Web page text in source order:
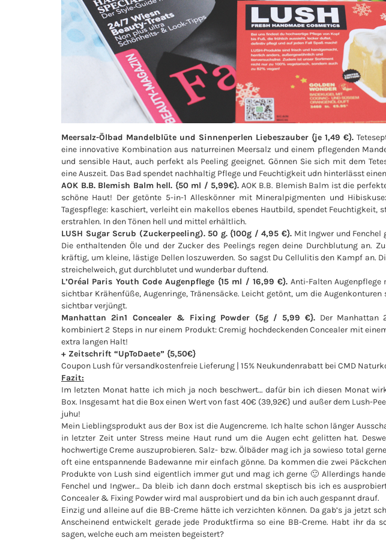
Meersalz-Ölbad Mandelblüte und Sinnenperlen Liebeszauber {je 1,49 €}.
eine innovative Kombination aus naturreinen Meersalz und einem pflegenden
und sensible Haut, auch perfekt als Peeling geeignet. Gönnen Sie sich mit dem
eine Auszeit. Das Bad spendet nachhaltig Pflege und Feuchtigkeit udn hinterlässt
AOK B.B. Blemish Balm hell. {50 ml / 5,99€}. AOK B.B. Blemish Balm ist die
schöne Haut! Der getönte 5-in-1 Alleskönner mit Mineralpigmenten und
Tagespflege: kaschiert, verleiht ein makellos ebenes Hautbild, spendet Feuchtigkeit,
erstrahlen. In den Tönen hell und mittel erhältlich.
LUSH Sugar Scrub (Zuckerpeeling). 50 g. {100g / 4,95 €}.Mit Ingwer und Fenchel
Die enthaltenden Öle und der Zucker des Peelings regen deine Durchblutung an.
kräftig, um kleine, lästige Dellen loszuwerden. So sagst Du Cellulitis den Kampf an.
streichelweich, gut durchblutet und wunderbar duftend.
L’Oréal Paris Youth Code Augenpflege {15 ml / 16,99 €}. Anti-Falten
sichtbar Krähenfüße, Augenringe, Tränensäcke. Leicht getönt, um die
sichtbar verjüngt.
Manhattan 2in1 Concealer & Fixing Powder (5g / 5,99 €}. Der Manhattan
kombiniert 2 Steps in nur einem Produkt: Cremig hochdeckenden Concealer mit
extra langen Halt!
+ Zeitschrift “UpToDaete” {5,50€}
Coupon Lush für versandkostenfreie Lieferung | 15% Neukundenrabatt bei CMD
Fazit:
Im letzten Monat hatte ich mich ja noch beschwert… dafür bin ich diesen Monat
Box. Insgesamt hat die Box einen Wert von fast 40€ (39,92€} und außer dem Lush-
juhu!
Mein Lieblingsprodukt aus der Box ist die Augencreme. Ich halte schon länger
in letzter Zeit unter Stress meine Haut rund um die Augen echt gelitten hat.
hochwertige Creme auszuprobieren. Salz- bzw. Ölbäder mag ich ja sowieso total
oft eine entspannende Badewanne mir einfach gönne. Da kommen die zwei
Produkte von Lush sind eigentlich immer gut und mag ich gerne 🙂 Allerdings
Fenchel und Ingwer… Da bleib ich dann doch erstmal skeptisch bis ich es
Concealer & Fixing Powder wird mal ausprobiert und da bin ich auch gespannt drauf.
Einzig und alleine auf die BB-Creme hätte ich verzichten können. Da gab’s ja jetzt
Anscheinend entwickelt gerade jede Produktfirma so eine BB-Creme. Habt ihr da
sagen, welche euch am meisten begeistert?